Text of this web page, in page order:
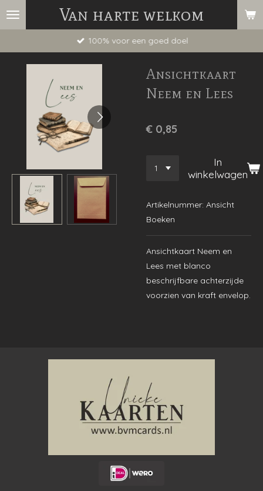
Ga
Van harte welkom
100% voor een goed doel
Ansichtkaart
Neem en Lees
€ 0,85
In
winkelwagen
Artikelnummer: Ansicht
Boeken
Ansichtkaart Neem en
Lees met blanco
beschrijfbare achterzijde
voorzien van kraft envelop.